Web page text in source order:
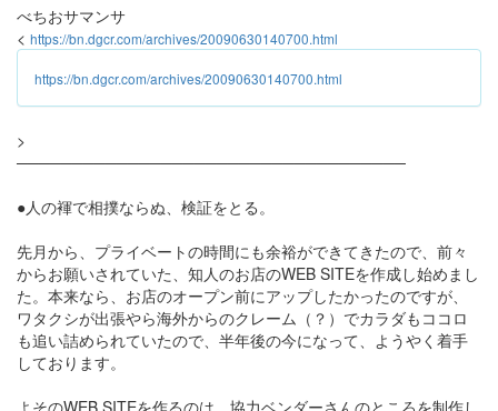
べちおサマンサ
< https://bn.dgcr.com/archives/20090630140700.html
https://bn.dgcr.com/archives/20090630140700.html
>
───────────────────────────────────
●人の褌で相撲ならぬ、検証をとる。
先月から、プライベートの時間にも余裕ができてきたので、前々
からお願いされていた、知人のお店のWEB SITEを作成し始めまし
た。本来なら、お店のオープン前にアップしたかったのですが、
ワタクシが出張やら海外からのクレーム（？）でカラダもココロ
も追い詰められていたので、半年後の今になって、ようやく着手
しております。
よそのWEB SITEを作るのは、協力ベンダーさんのところを制作し